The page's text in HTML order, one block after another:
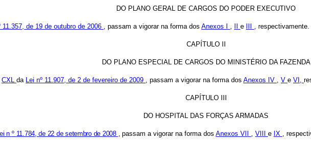
DO PLANO GERAL DE CARGOS DO PODER EXECUTIVO
11.357, de 19 de outubro de 2006 , passam a vigorar na forma dos Anexos I , e , respectivamente.
CAPÍTULO II
DO PLANO ESPECIAL DE CARGOS DO MINISTÉRIO DA FAZENDA
CXL da Lei nº 11.907, de 2 de fevereiro de 2009 , passam a vigorar na forma dos Anexos IV , V e VI,
CAPÍTULO III
DO HOSPITAL DAS FORÇAS ARMADAS
n º 11.784, de 22 de setembro de 2008 ,passam a vigorar na forma dosAnexos VII ,VIIIe IX ,